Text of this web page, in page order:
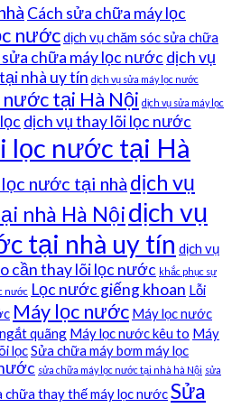
Cách sửa chữa máy lọc
nướcdịch vụ chăm sóc sửa chữa
chữa máy lọc nước dịch vụ
nhà uy tín dịch vụ sửa máy lọc nước
nước tại Hà Nội dịch vụ sửa máy lọc
dịch vụ thay lõi lọc nước
lọc nước tại Hà
nước tại nhà dịch vụ
nhà Hà Nộidịch vụ
tại nhà uy tín dịch vụ
cần thay lõi lọc nước khắc phục sự
nước Lọc nước giếng khoan Lỗi
Máy lọc nước Máy lọc nước
quãng Máy lọc nước kêu to Máy
lọcSửa chữa máy bơm máy lọc
sửa chữa máy lọc nước tại nhà hà Nội sửa
chữa thay thế máy lọc nướcSửa